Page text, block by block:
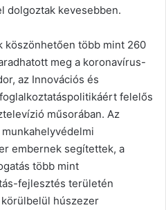
dolgoztak kevesebben.
köszönhetően több mint 260
meg a koronavírus-
az Innovációs és
felelős
műsorában. Az
embernek segítettek, a
több mint
fejlesztés területén
húszezer